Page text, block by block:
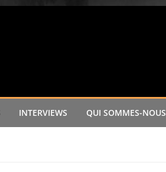
INTERVIEWS QUI SOMMES-